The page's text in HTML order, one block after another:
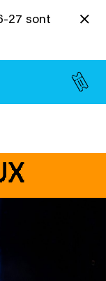
27 sont